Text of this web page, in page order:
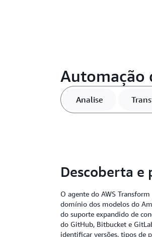
Automação
Analise
Descoberta e
O agente do AWS
domínio dos modelos do
do suporte expandido de
do GitHub, Bitbucket e
identificar versões, tipos de